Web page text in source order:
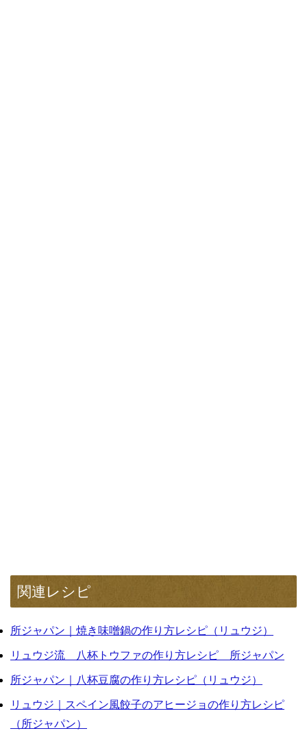
関連レシピ
所ジャパン｜焼き味噌鍋の作り方レシピ（リュウジ）
リュウジ流 八杯トウファの作り方レシピ 所ジャパン
所ジャパン｜八杯豆腐の作り方レシピ（リュウジ）
リュウジ｜スペイン風餃子のアヒージョの作り方レシピ
（所ジャパン）